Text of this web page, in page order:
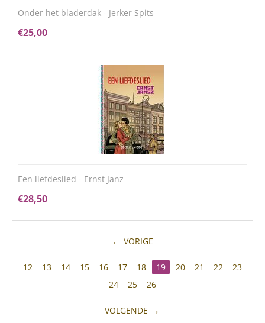
Onder het bladerdak - Jerker Spits
€25,00
Een liefdeslied - Ernst Janz
€28,50
VORIGE
12 13 14 15 16 17 18 19 20 21 22
23
24
25 26
VOLGENDE